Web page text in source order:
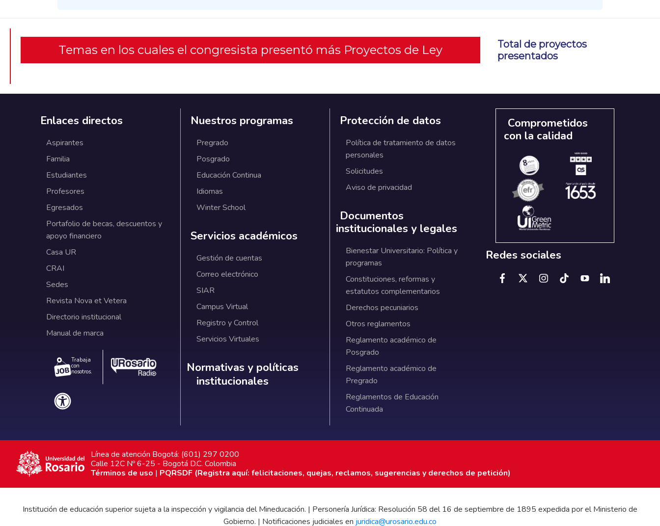
Temas en los cuales el congresista presentó más Proyectos de Ley
Total de proyectos
presentados
Enlaces directos
Aspirantes
Familia
Estudiantes
Profesores
Egresados
Portafolio de becas, descuentos y
apoyo financiero
Casa UR
CRAI
Sedes
Revista Nova et Vetera
Directorio institucional
Manual de marca
Trabaja
con
nosotros.
Nuestros programas
Pregrado
Posgrado
Educación Continua
Idiomas
Winter School
Servicios académicos
Gestión de cuentas
Correo electrónico
SIAR
Campus Virtual
Registro y Control
Servicios Virtuales
Normativas y políticas institucionales
Normativas y políticas
institucionales
Protección de datos
Política de tratamiento de datos
personales
Solicitudes
Aviso de privacidad
Documentos
institucionales y legales
Bienestar Universitario: Política y
programas
Constituciones, reformas y
estatutos complementarios
Derechos pecuniarios
Otros reglamentos
Reglamento académico de
Posgrado
Reglamento académico de
Pregrado
Reglamentos de Educación
Continuada
Comprometidos
con la calidad
Redes sociales
Línea de atención Bogotá: (601) 297 0200
Calle 12C Nº 6-25 - Bogotá D.C. Colombia
Términos de uso | PQRSDF (Registra aquí: felicitaciones, quejas, reclamos, sugerencias y derechos de petición)
Institución de educación superior sujeta a la inspección y vigilancia del Mineducación. | Personería Jurídica: Resolución 58 del 16 de septiembre de 1895 expedida por el Ministerio de
Gobierno. | Notificaciones judiciales en juridica@urosario.edu.co